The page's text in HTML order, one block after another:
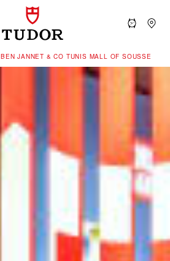
‭BEN JANNET & CO TUNIS MALL OF SOUSSE‬